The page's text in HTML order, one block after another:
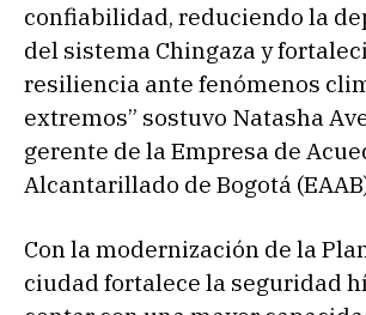
confiabilidad, reduciendo la
del sistema Chingaza y
resiliencia ante fenómenos
extremos” sostuvo Natasha
gerente de la Empresa de
Alcantarillado de Bogotá
Con la modernización de la
ciudad fortalece la seguridad